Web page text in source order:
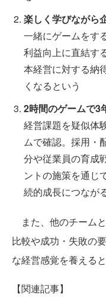
楽しく学びながら
一緒にゲームをす
利益向上に直結す
本経営に対する納
くなるという
2時間のゲームで3
経営課題を疑似体
ムで確認。採用・
分や従業員の育成
ントの施策を通じ
続的成長につなが
また、他のチーム
比較や成功・失敗の
な経営感覚を養えると
【関連記事】